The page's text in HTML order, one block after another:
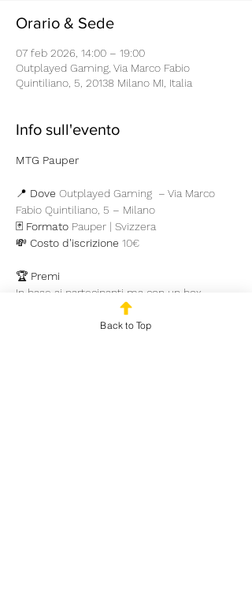
Orario & Sede
07 feb 2026, 14:00 – 19:00
Outplayed Gaming, Via Marco Fabio
Quintiliano, 5, 20138 Milano MI, Italia
Info sull'evento
MTG Pauper
📍 Dove Outplayed Gaming  – Via Marco
Fabio Quintiliano, 5 – Milano
🃏 Formato Pauper | Svizzera
💸 Costo d'iscrizione 10€
🏆 Premi
In base ai partecipanti ma con un box
garantito con almeno 8 iscritti!
Back to Top